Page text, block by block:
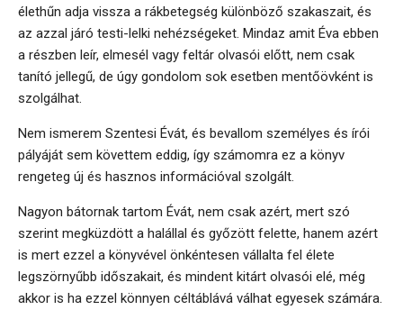
élethűn adja vissza a rákbetegség különböző szakaszait, és
az azzal járó testi-lelki nehézségeket. Mindaz amit Éva ebben
a részben leír, elmesél vagy feltár olvasói előtt, nem csak
tanító jellegű, de úgy gondolom sok esetben mentőövként is
szolgálhat.
Nem ismerem Szentesi Évát, és bevallom személyes és írói
pályáját sem követtem eddig, így számomra ez a könyv
rengeteg új és hasznos információval szolgált.
Nagyon bátornak tartom Évát, nem csak azért, mert szó
szerint megküzdött a halállal és győzött felette, hanem azért
is mert ezzel a könyvével önkéntesen vállalta fel élete
legszörnyűbb időszakait, és mindent kitárt olvasói elé, még
akkor is ha ezzel könnyen céltáblává válhat egyesek számára.